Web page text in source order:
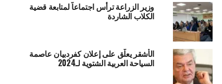
UP
في 23 حزيران 2023
DON'T MISS
اسرارنا في 21 حزيران 2023
وزير الزراعة ترأس اجتماعاً لمتابعة قضية
الكلاب الشاردة
الأشقر يعلّق على إعلان كفردبيان عاصمة
السياحة العربية الشتوية لـ2024